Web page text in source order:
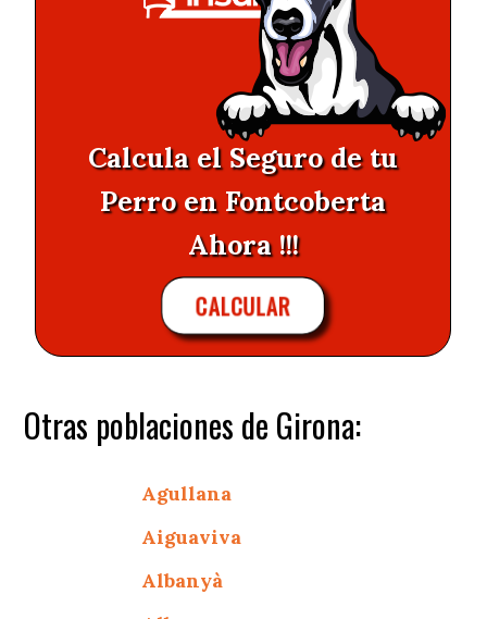
Calcula el Seguro de tu
Perro en Fontcoberta
Ahora !!!
CALCULAR
Otras poblaciones de Girona:
Agullana
Aiguaviva
Albanyà